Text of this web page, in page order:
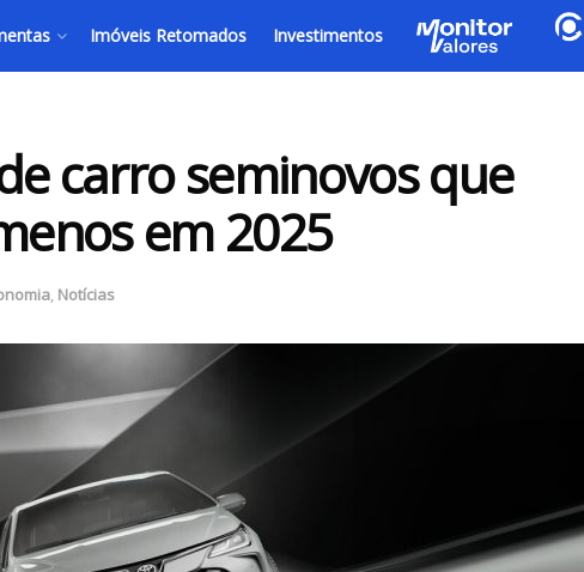
Imóveis Retomados Investimentos
carro seminovos que
em 2025
, Notícias